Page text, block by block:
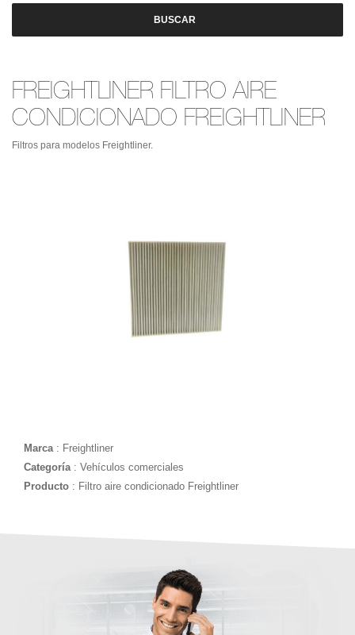
BUSCAR
FREIGHTLINER FILTRO AIRE
CONDICIONADO FREIGHTLINER
Filtros para modelos Freightliner.
Marca : Freightliner
Categoría : Vehículos comerciales
Producto : Filtro aire condicionado Freightliner